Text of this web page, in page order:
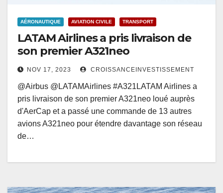
AÉRONAUTIQUE AVIATION CIVILE TRANSPORT
LATAM Airlines a pris livraison de
son premier A321neo
NOV 17, 2023 CROISSANCEINVESTISSEMENT
@Airbus @LATAMAirlines #A321LATAM Airlines a
pris livraison de son premier A321neo loué auprès
d'AerCap et a passé une commande de 13 autres
avions A321neo pour étendre davantage son réseau
de…